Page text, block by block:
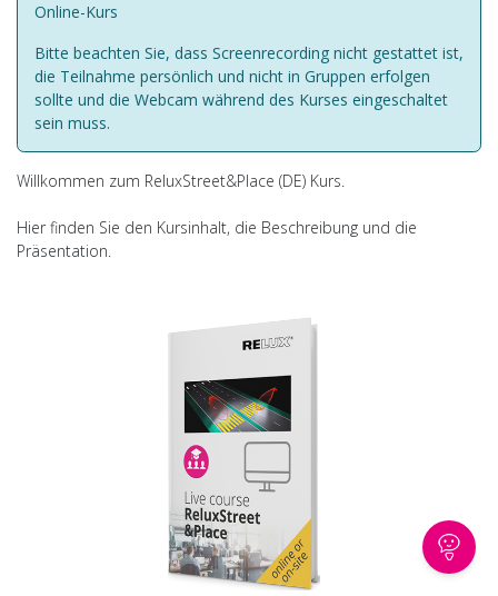
Online-Kurs
Bitte beachten Sie, dass Screenrecording nicht gestattet ist,
die Teilnahme persönlich und nicht in Gruppen erfolgen
sollte und die Webcam während des Kurses eingeschaltet
sein muss.
Willkommen zum ReluxStreet&Place (DE) Kurs.
Hier finden Sie den Kursinhalt, die Beschreibung und die
Präsentation.